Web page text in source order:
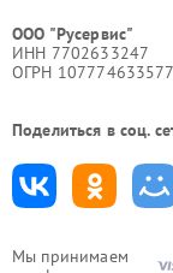
Мы принимаем
ООО "Русервис"
ИНН 7702633247
ОГРН
Поделиться в соц.